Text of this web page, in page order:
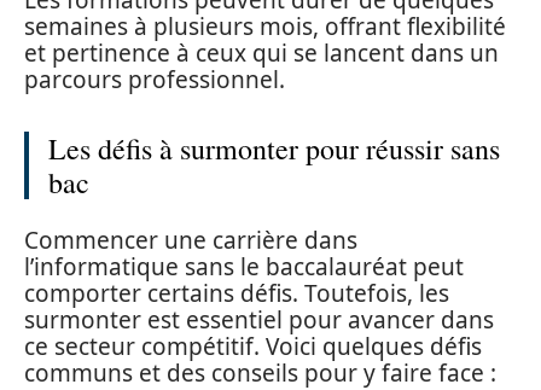
semaines à plusieurs mois, offrant flexibilité
et pertinence à ceux qui se lancent dans un
parcours professionnel.
Les défis à surmonter pour réussir sans
bac
Commencer une carrière dans
l’informatique sans le baccalauréat peut
comporter certains défis. Toutefois, les
surmonter est essentiel pour avancer dans
ce secteur compétitif. Voici quelques défis
communs et des conseils pour y faire face :